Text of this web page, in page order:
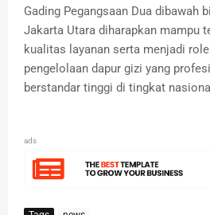
Gading Pegangsaan Dua dibawah
Jakarta Utara diharapkan mampu
kualitas layanan serta menjadi
pengelolaan dapur gizi yang
berstandar tinggi di tingkat
ads